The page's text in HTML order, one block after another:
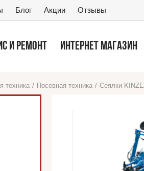
Блог Акции Отзывы
И РЕМОНТ ИНТЕРНЕТ МАГАЗИН
техника / Посевная техника / Сеялки KINZE